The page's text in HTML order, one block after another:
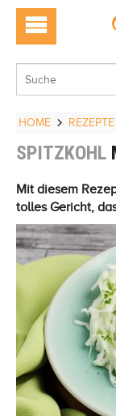
HOME REZEPTE
SPITZKOHL
Mit diesem
tolles Gericht,